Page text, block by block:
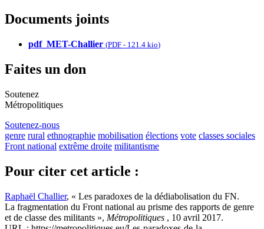
Documents joints
pdf_MET-Challier (PDF - 121.4 kio)
Faites un don
Soutenez
Métropolitiques
Soutenez-nous
genre rural ethnographie mobilisation élections vote classes sociales
Front national extrême droite militantisme
Pour citer cet article :
Raphaël Challier, « Les paradoxes de la dédiabolisation du FN.
La fragmentation du Front national au prisme des rapports de genre
et de classe des militants », Métropolitiques , 10 avril 2017.